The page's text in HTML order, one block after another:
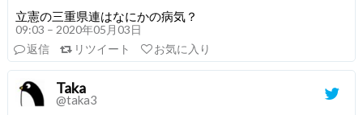
立憲の三重県連はなにかの病気？
09:03 – 2020年05月03日
返信
リツイート お気に入り
Taka
@taka3